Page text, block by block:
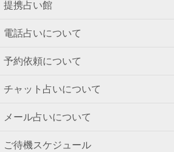
提携占い館
電話占いについて
予約依頼について
チャット占いについて
メール占いについて
ご待機スケジュール